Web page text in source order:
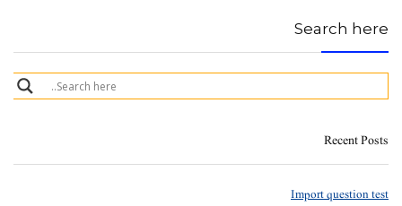
Search here
Recent Posts
Import question test